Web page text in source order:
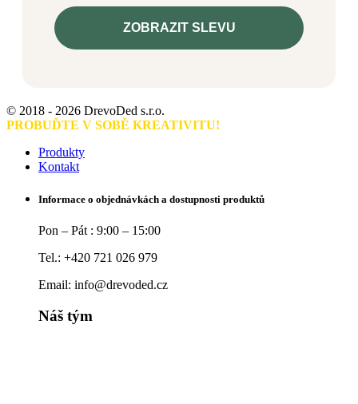
ZOBRAZIT SLEVU
© 2018 - 2026 DrevoDed s.r.o.
PROBUĎTE V SOBĚ KREATIVITU!
Produkty
Kontakt
Informace o objednávkách a dostupnosti produktů
Pon – Pát : 9:00 – 15:00
Tel.: +420 721 026 979
Email: info@drevoded.cz
Náš tým